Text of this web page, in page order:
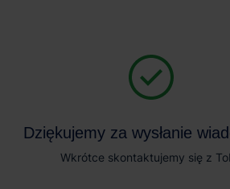
Dziękujemy za wysłanie
Wkrótce skontaktujemy się z
Dziękujemy za wysłanie
Wkrótce skontaktujemy się z